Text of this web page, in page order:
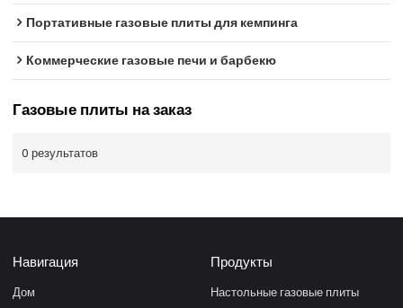
Портативные газовые плиты для кемпинга
Коммерческие газовые печи и барбекю
Газовые плиты на заказ
0 результатов
Навигация
Дом
Продукты
Настольные газовые плиты